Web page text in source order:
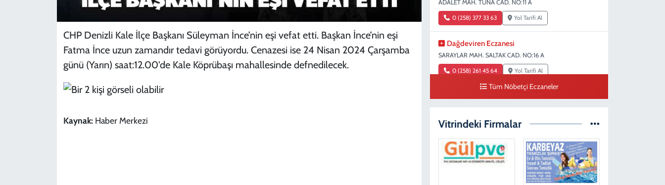
CHP Denizli Kale İlçe Başkanı Süleyman İnce’nin eşi vefat etti. Başkan İnce’nin eşi
Fatma İnce uzun zamandır tedavi görüyordu. Cenazesi ise 24 Nisan 2024 Çarşamba
günü (Yarın) saat:12.00'de Kale Köprübaşı mahallesinde defnedilecek.
Kaynak: Haber Merkezi
ADALET MAH. TUNA CAD. NO:11 A
0 (258) 377 33 63 Yol Tarifi Al
Dağdeviren Eczanesi
SARAYLAR MAH. SALTAK CAD. NO:16 A
0 (258) 261 45 64 Yol Tarifi Al
Dişçioğlu Eczanesi
Tüm Nöbetçi Eczaneler
Vitrindeki Firmalar